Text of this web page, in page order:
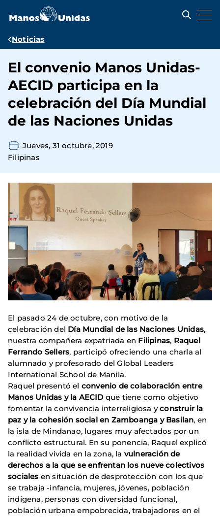
contenido
Ruta
navegación
Noticias
El convenio Manos Unidas-
AECID participa en la
celebración del Día Mundial
de las Naciones Unidas
Jueves, 31 octubre, 2019
Filipinas
El pasado 24 de octubre, con motivo de la
celebración del Día Mundial de las Naciones Unidas,
nuestra compañera expatriada en Filipinas, Raquel
Ferrando Sellers, participó ofreciendo una charla al
alumnado y profesorado del Global Leaders
International School de Manila.
Raquel presentó el convenio de colaboración entre
Manos Unidas y la AECIDque tiene como objetivo
fomentar la convivencia interreligiosa yconstruir la
paz y la cohesión social en Zamboanga y Basilan, en
la isla de Mindanao, lugares muy afectados por un
conflicto estructural. En su ponencia, Raquel explicó
la realidad vivida en la zona, la vulneración de
derechos a la que se enfrentan los nueve colectivos
sociales en situación de desprotección con los que
se trabaja -infancia, mujeres, jóvenes, población
indígena, personas con diversidad funcional,
población urbana empobrecida, trabajadores en el